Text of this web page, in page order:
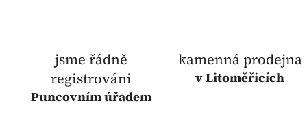
jsme řádně
registrováni
Puncovním úřadem
kamenná prodejna
v Litoměřicích